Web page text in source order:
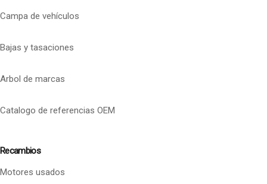
Campa de vehículos
Bajas y tasaciones
Arbol de marcas
Catalogo de referencias OEM
Recambios
Motores usados